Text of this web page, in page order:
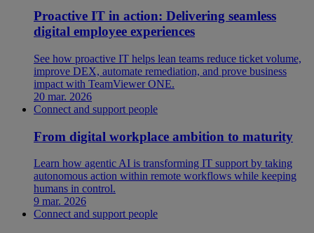
Proactive IT in action: Delivering seamless
digital employee experiences
See how proactive IT helps lean teams reduce ticket volume,
improve DEX, automate remediation, and prove business
impact with TeamViewer ONE.
20 mar. 2026
Connect and support people
From digital workplace ambition to maturity
Learn how agentic AI is transforming IT support by taking
autonomous action within remote workflows while keeping
humans in control.
9 mar. 2026
Connect and support people